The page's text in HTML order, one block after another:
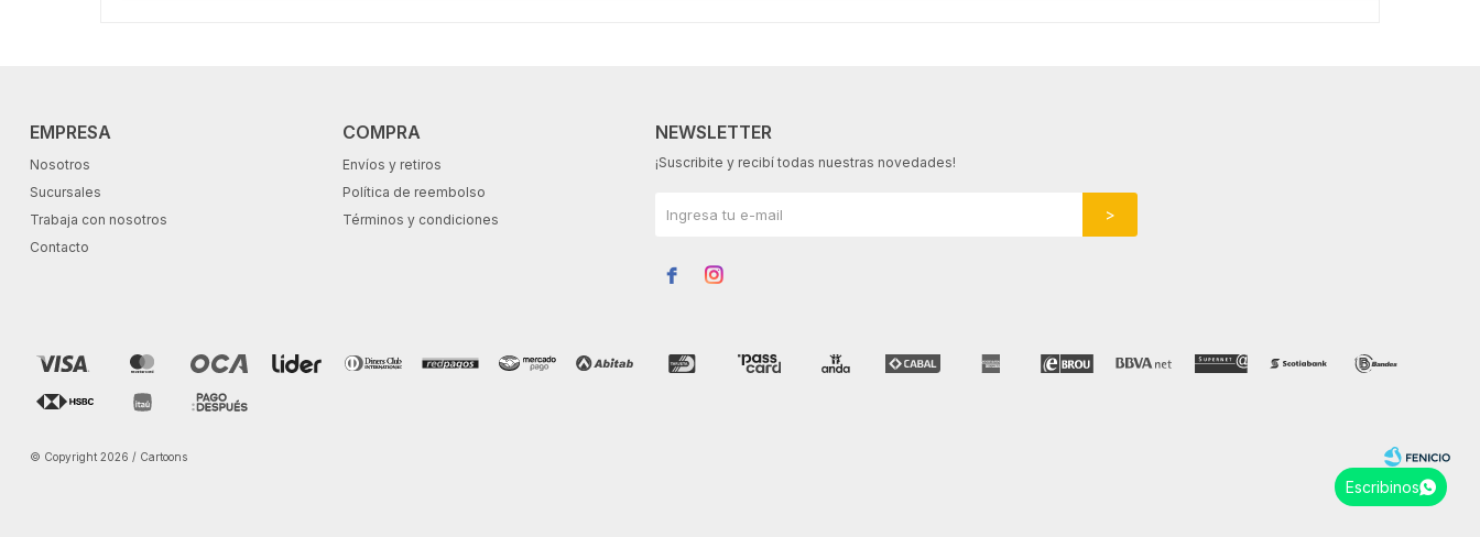
EMPRESA
Nosotros
Sucursales
Trabaja con nosotros
Contacto
COMPRA
Envíos y retiros
Política de reembolso
Términos y condiciones
NEWSLETTER
¡Suscribite y recibí todas nuestras novedades!
 
© Copyright 2026 / Cartoons